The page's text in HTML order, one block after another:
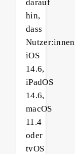
darauf
hin,
dass
Nutzer:innen
iOS
14.6,
iPadOS
14.6,
macOS
11.4
oder
tvOS